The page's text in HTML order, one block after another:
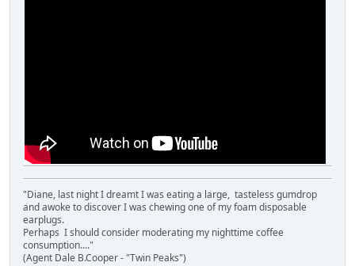
"Diane, last night I dreamt I was eating a large, tasteless gumdrop
and awoke to discover I was chewing one of my foam disposable
earplugs.
Perhaps I should consider moderating my nighttime coffee
consumption...."
(Agent Dale B.Cooper - "Twin Peaks")